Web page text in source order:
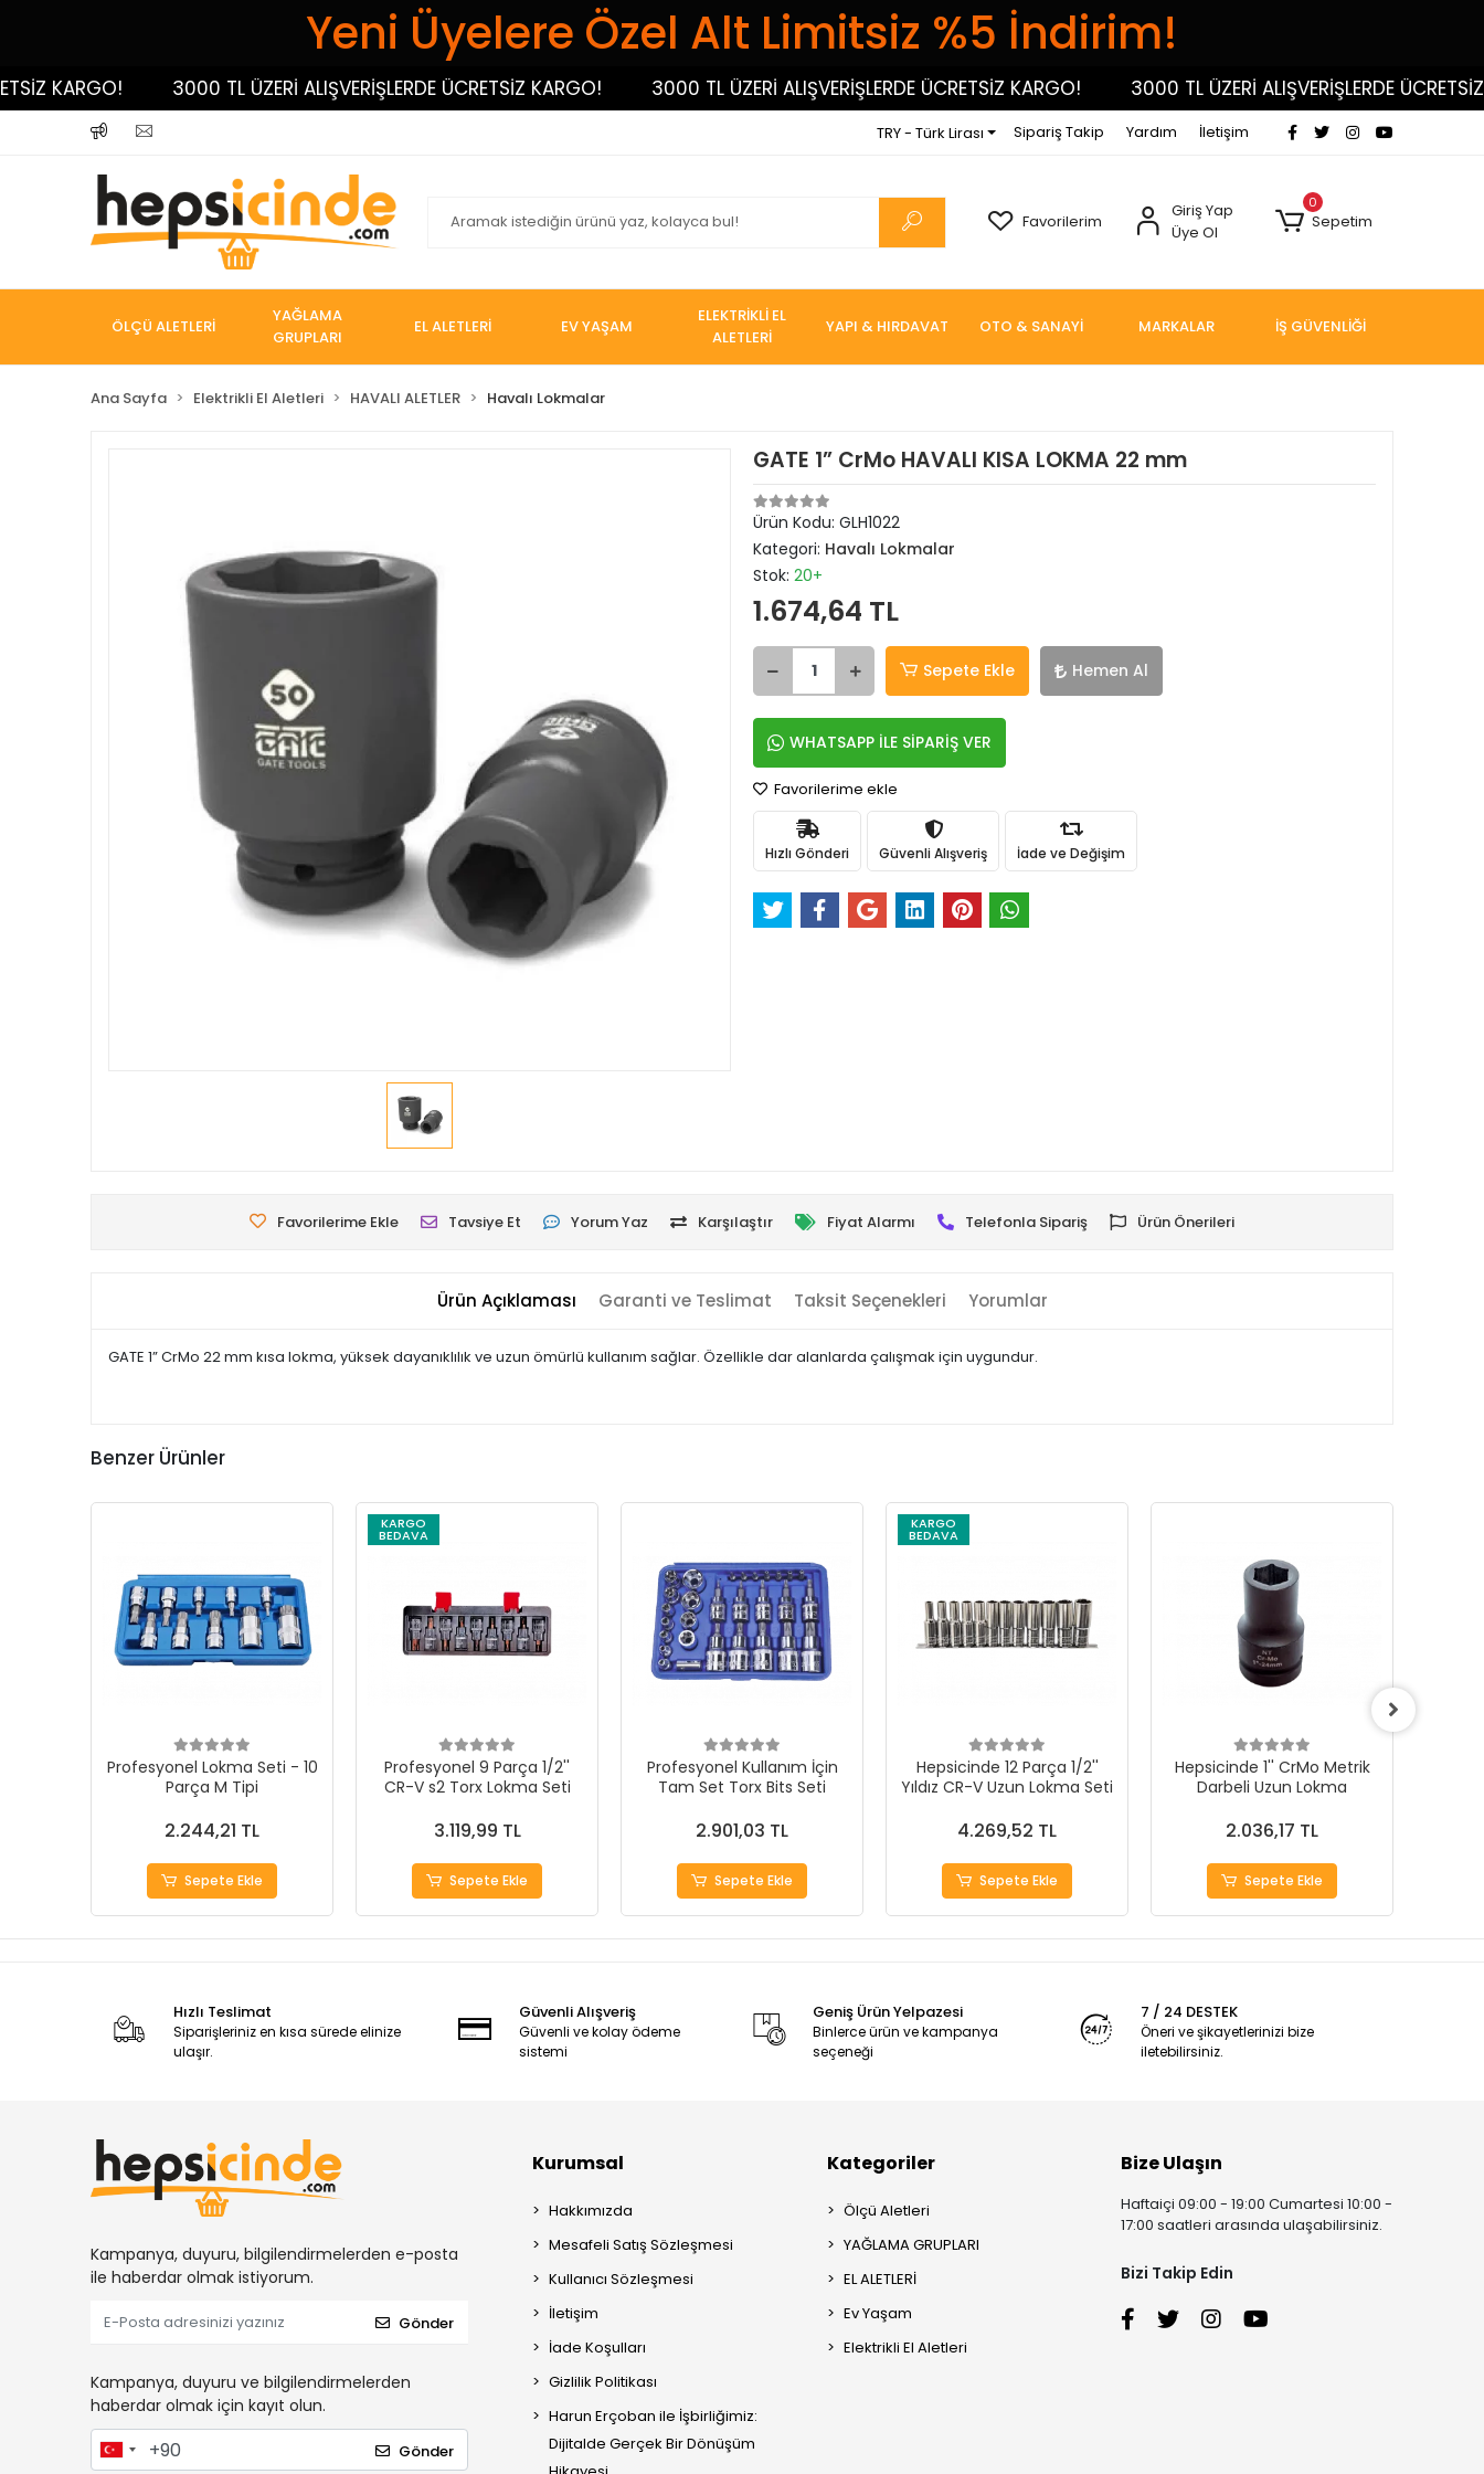
Yeni Üyelere Özel Alt Limitsiz %5 İndirim!
KARGO! 3000 TL ÜZERİ ALIŞVERİŞLERDE ÜCRETSİZ KARGO! 3000 TL ÜZERİ ALIŞVERİŞLERDE ÜCRETSİZ KARGO! 3000 TL ÜZERİ ALIŞVERİŞLERDE ÜCRETSİZ
TRY - Türk Lirası Sipariş Takip Yardım İletişim
Favorilerim
Giriş Yap
Üye Ol
0
Sepetim
ÖLÇÜ ALETLERİ
YAĞLAMA
GRUPLARI
EL ALETLERİ EV YAŞAM
ELEKTRİKLİ EL
ALETLERİ
YAPI & HIRDAVAT OTO & SANAYİ MARKALAR İŞ GÜVENLİĞİ
Ana Sayfa Elektrikli El Aletleri HAVALI ALETLER Havalı Lokmalar
GATE 1” CrMo HAVALI KISA LOKMA 22 mm
Ürün Kodu: GLH1022
Kategori: Havalı Lokmalar
Stok: 20+
1.674,64 TL
Sepete Ekle Hemen Al
WHATSAPP İLE SİPARİŞ VER
Favorilerime ekle
Hızlı Gönderi Güvenli Alışveriş İade ve Değişim
Favorilerime Ekle Tavsiye Et Yorum Yaz Karşılaştır Fiyat Alarmı Telefonla Sipariş Ürün Önerileri
Ürün Açıklaması Garanti ve Teslimat Taksit Seçenekleri Yorumlar
GATE 1” CrMo 22 mm kısa lokma, yüksek dayanıklılık ve uzun ömürlü kullanım sağlar. Özellikle dar alanlarda çalışmak için uygundur.
Benzer Ürünler
Profesyonel Lokma Seti - 10
Parça M Tipi
2.244,21 TL
Sepete Ekle
KARGO
BEDAVA
Profesyonel 9 Parça 1/2''
CR-V s2 Torx Lokma Seti
3.119,99 TL
Sepete Ekle
Profesyonel Kullanım İçin
Tam Set Torx Bits Seti
2.901,03 TL
Sepete Ekle
KARGO
BEDAVA
Hepsicinde 12 Parça 1/2''
Yıldız CR-V Uzun Lokma Seti
4.269,52 TL
Sepete Ekle
Hepsicinde 1'' CrMo Metrik
Darbeli Uzun Lokma
2.036,17 TL
Sepete Ekle
Hızlı Teslimat
Siparişleriniz en kısa sürede elinize
ulaşır.
Güvenli Alışveriş
Güvenli ve kolay ödeme
sistemi
Geniş Ürün Yelpazesi
Binlerce ürün ve kampanya
seçeneği
7 / 24 DESTEK
Öneri ve şikayetlerinizi bize
iletebilirsiniz.
Kampanya, duyuru, bilgilendirmelerden e-posta
ile haberdar olmak istiyorum.
Gönder
Kampanya, duyuru ve bilgilendirmelerden
haberdar olmak için kayıt olun.
Gönder
Kurumsal
Hakkımızda
Mesafeli Satış Sözleşmesi
Kullanıcı Sözleşmesi
İletişim
İade Koşulları
Gizlilik Politikası
Harun Erçoban ile İşbirliğimiz:
Dijitalde Gerçek Bir Dönüşüm
Kategoriler
Ölçü Aletleri
YAĞLAMA GRUPLARI
EL ALETLERİ
Ev Yaşam
Elektrikli El Aletleri
Bize Ulaşın
Haftaiçi 09:00 - 19:00 Cumartesi 10:00 -
17:00 saatleri arasında ulaşabilirsiniz.
Bizi Takip Edin